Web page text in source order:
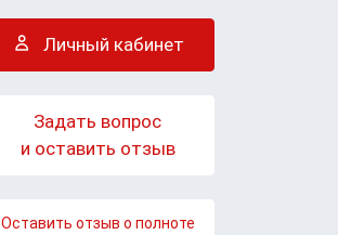
Личный кабинет
Задать вопрос
и оставить отзыв
Оставить отзыв о полноте